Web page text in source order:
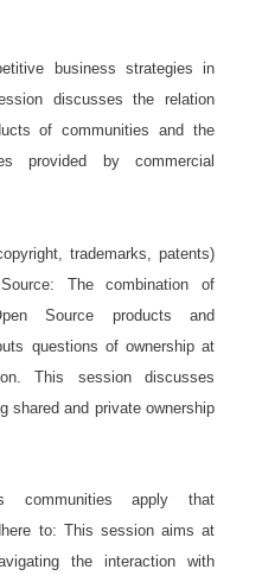
business strategies in
discusses the relation
of communities and the
provided by commercial
trademarks, patents)
The combination of
Source products and
questions of ownership at
This session discusses
shared and private ownership
communities apply that
to: This session aims at
the interaction with